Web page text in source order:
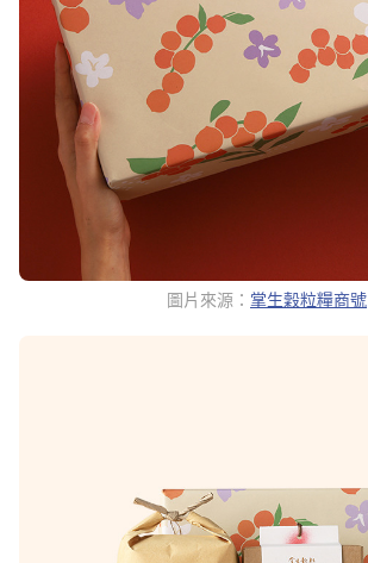
圖片來源： 掌生穀粒糧商號